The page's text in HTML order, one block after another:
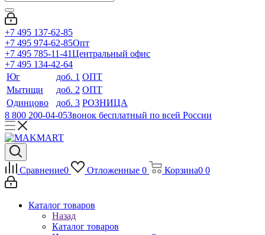
+7 495 137-62-85
+7 495 974-62-85Опт
+7 495 785-11-41Центральный офис
+7 495 134-42-64
Юг
доб. 1 ОПТ
Мытищи
доб. 2 ОПТ
Одинцово
доб. 3 РОЗНИЦА
8 800 200-04-05Звонок бесплатный по всей России
Сравнение0 Отложенные 0 Корзина0 0
Каталог товаров
Назад
Каталог товаров